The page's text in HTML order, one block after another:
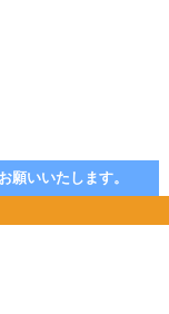
願いいたします。